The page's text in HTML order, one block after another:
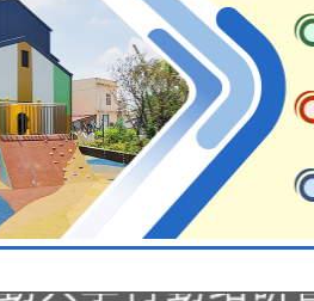
學年度第2次